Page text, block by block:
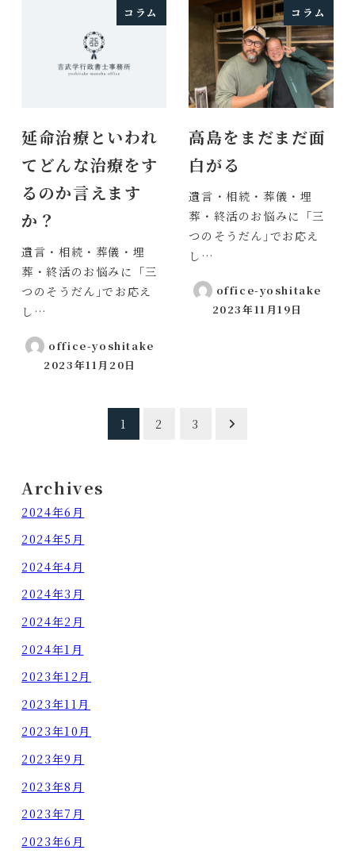
コラム
延命治療といわれ
てどんな治療をす
るのか言えます
か？
遺言・相続・葬儀・埋
葬・終活のお悩みに「三
つのそうだん｣でお応え
し…
office-yoshitake
投稿日
2023年11月20日
コラム
高島をまだまだ面
白がる
遺言・相続・葬儀・埋
葬・終活のお悩みに「三
つのそうだん｣でお応え
し…
office-yoshitake
投稿日
2023年11月19日
ペ
1 2 3
Archives
2024年6月
2024年5月
2024年4月
2024年3月
2024年2月
2024年1月
2023年12月
2023年11月
2023年10月
2023年9月
2023年8月
2023年7月
2023年6月